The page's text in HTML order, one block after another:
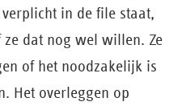
in de file staat,
dat nog wel willen. Ze
of het noodzakelijk is
Het overleggen op